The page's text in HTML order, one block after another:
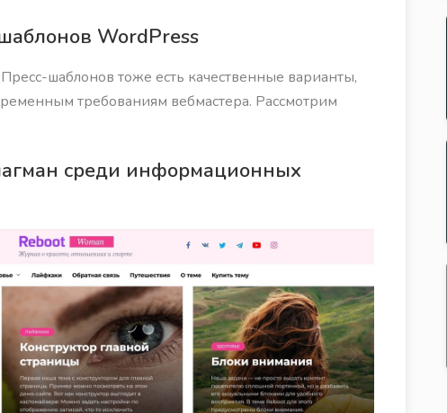
WordPress
шаблонов тоже есть качественные варианты,
требованиям вебмастера. Рассмотрим
среди информационных